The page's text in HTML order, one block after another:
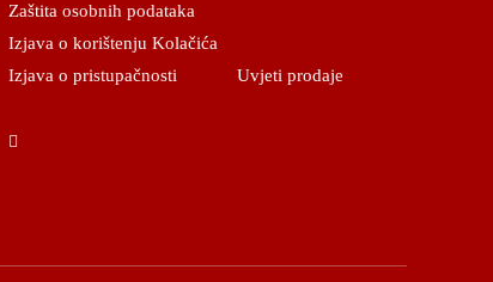
Zaštita osobnih podataka
Izjava o korištenju Kolačića
Izjava o pristupačnosti
Uvjeti prodaje